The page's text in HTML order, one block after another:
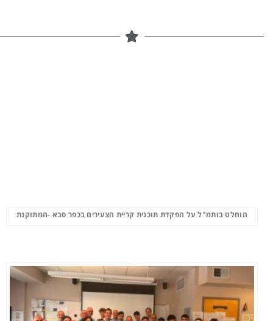
הוחלט בותמ"ל על הפקדת תוכנית קריית הצעירים בכפר סבא -המתוקנת